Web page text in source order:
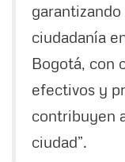
ciudadanía
Bogotá, con
efectivos y
contribuyen
ciudad”.